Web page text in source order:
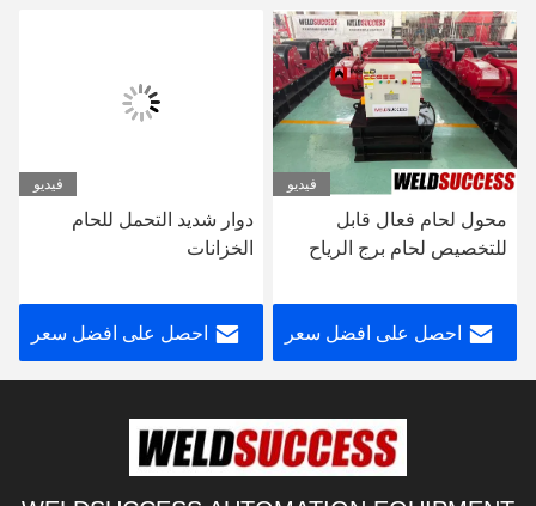
فيديو
محول لحام فعال قابل
للتخصيص لحام برج الرياح
احصل على افضل سعر
فيديو
دوار شديد التحمل للحام
الخزانات
احصل على افضل سعر